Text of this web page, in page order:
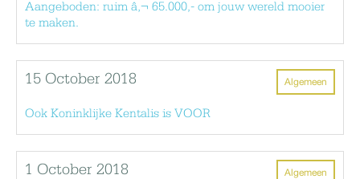
Aangeboden: ruim â‚¬ 65.000,- om jouw wereld mooier
te maken.
Algemeen
15 October 2018
Ook Koninklijke Kentalis is VOOR
Algemeen
1 October 2018